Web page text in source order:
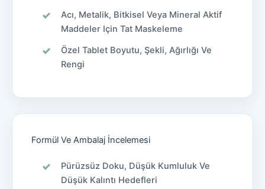
Acı, Metalik, Bitkisel Veya Mineral Aktif
Maddeler Için Tat Maskeleme
Özel Tablet Boyutu, Şekli, Ağırlığı Ve
Rengi
Formül Ve Ambalaj İncelemesi
Pürüzsüz Doku, Düşük Kumluluk Ve
Düşük Kalıntı Hedefleri